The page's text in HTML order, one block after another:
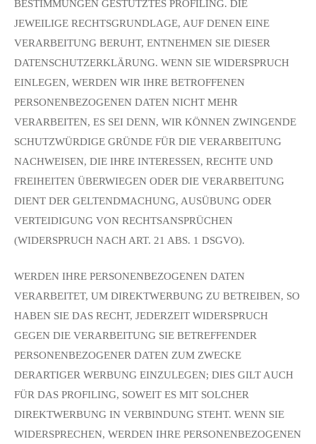
BESTIMMUNGEN GESTÜTZTES PROFILING. DIE
JEWEILIGE RECHTSGRUNDLAGE, AUF DENEN EINE
VERARBEITUNG BERUHT, ENTNEHMEN SIE DIESER
DATENSCHUTZERKLÄRUNG. WENN SIE WIDERSPRUCH
EINLEGEN, WERDEN WIR IHRE BETROFFENEN
PERSONENBEZOGENEN DATEN NICHT MEHR
VERARBEITEN, ES SEI DENN, WIR KÖNNEN ZWINGENDE
SCHUTZWÜRDIGE GRÜNDE FÜR DIE VERARBEITUNG
NACHWEISEN, DIE IHRE INTERESSEN, RECHTE UND
FREIHEITEN ÜBERWIEGEN ODER DIE VERARBEITUNG
DIENT DER GELTENDMACHUNG, AUSÜBUNG ODER
VERTEIDIGUNG VON RECHTSANSPRÜCHEN
(WIDERSPRUCH NACH ART. 21 ABS. 1 DSGVO).
WERDEN IHRE PERSONENBEZOGENEN DATEN
VERARBEITET, UM DIREKTWERBUNG ZU BETREIBEN, SO
HABEN SIE DAS RECHT, JEDERZEIT WIDERSPRUCH
GEGEN DIE VERARBEITUNG SIE BETREFFENDER
PERSONENBEZOGENER DATEN ZUM ZWECKE
DERARTIGER WERBUNG EINZULEGEN; DIES GILT AUCH
FÜR DAS PROFILING, SOWEIT ES MIT SOLCHER
DIREKTWERBUNG IN VERBINDUNG STEHT. WENN SIE
WIDERSPRECHEN, WERDEN IHRE PERSONENBEZOGENEN